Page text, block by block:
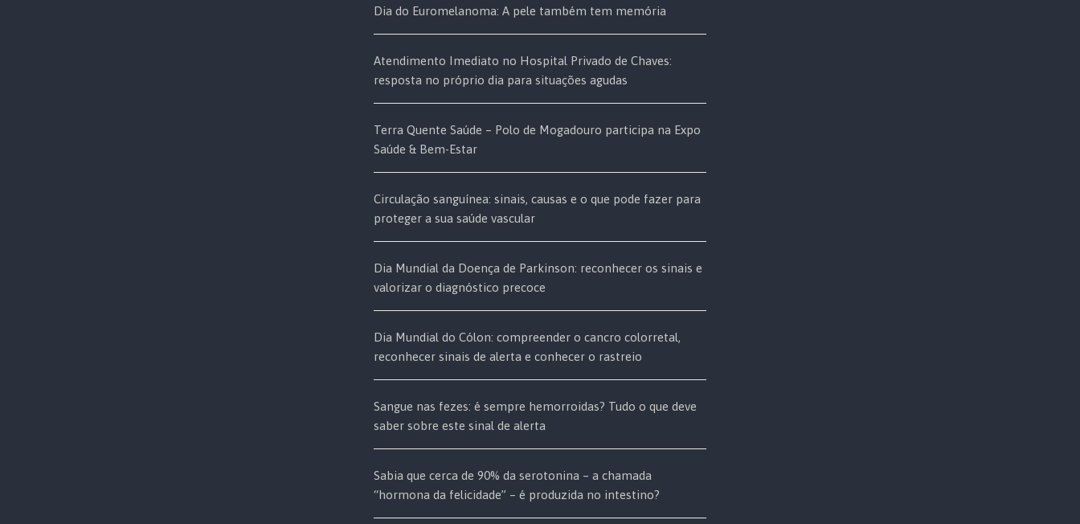
Dia do Euromelanoma: A pele também tem memória
Atendimento Imediato no Hospital Privado de Chaves:
resposta no próprio dia para situações agudas
Terra Quente Saúde – Polo de Mogadouro participa na Expo
Saúde & Bem-Estar
Circulação sanguínea: sinais, causas e o que pode fazer para
proteger a sua saúde vascular
Dia Mundial da Doença de Parkinson: reconhecer os sinais e
valorizar o diagnóstico precoce
Dia Mundial do Cólon: compreender o cancro colorretal,
reconhecer sinais de alerta e conhecer o rastreio
Sangue nas fezes: é sempre hemorroidas? Tudo o que deve
saber sobre este sinal de alerta
Sabia que cerca de 90% da serotonina – a chamada
“hormona da felicidade” – é produzida no intestino?